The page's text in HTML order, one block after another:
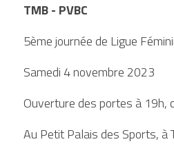
TMB - PVBC
5ème journée de Ligue
Samedi 4 novembre 2023
Ouverture des portes à 19h,
Au Petit Palais des Sports, à